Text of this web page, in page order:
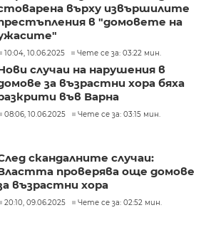
върху извършилите
в "домовете на
10:04, 10.06.2025 Чете се за: 03:22 мин.
случаи на нарушения в
за възрастни хора бяха
във Варна
08:06, 10.06.2025 Чете се за: 03:15 мин.
скандалните случаи:
проверява още домове
възрастни хора
20:10, 09.06.2025 Чете се за: 02:52 мин.